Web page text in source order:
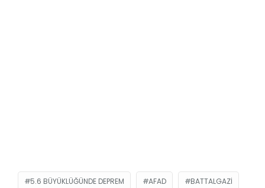
5.6 BÜYÜKLÜĞÜNDE DEPREM AFAD BATTALGAZI